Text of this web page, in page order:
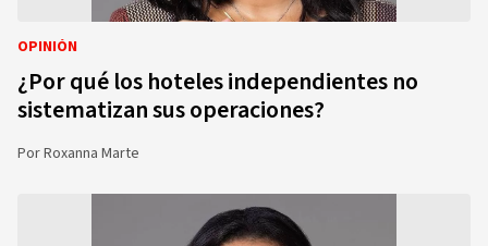
OPINIÓN
¿Por qué los hoteles independientes no
sistematizan sus operaciones?
PorRoxanna Marte